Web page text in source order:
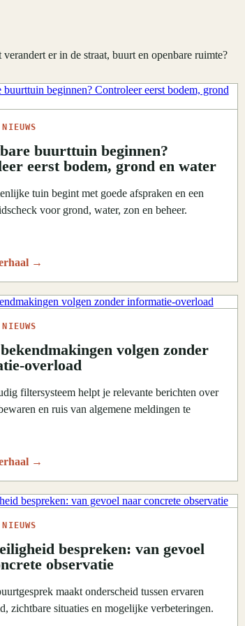
verandert er in de straat, buurt en openbare ruimte?
buurttuin beginnen?
eerst bodem, grond en water
tuin begint met goede afspraken en een
voor grond, water, zon en beheer.
→
volgen zonder
overload
filtersysteem helpt je relevante berichten over
en ruis van algemene meldingen te
→
bespreken: van gevoel
observatie
maakt onderscheid tussen ervaren
zichtbare situaties en mogelijke verbeteringen.